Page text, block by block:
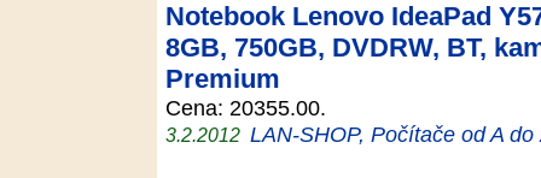
Notebook Lenovo IdeaPad
8GB, 750GB, DVDRW, BT,
Premium
Cena: 20355.00.
3.2.2012 LAN-SHOP, Počítače od A do